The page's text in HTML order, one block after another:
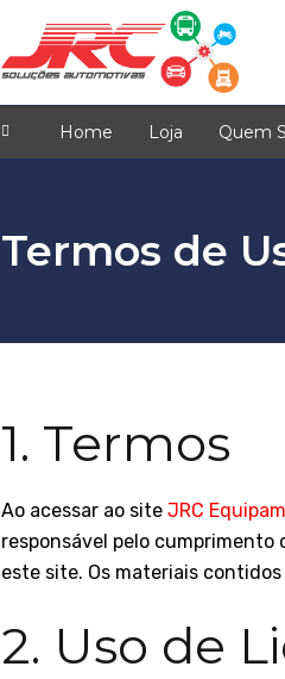
Home Loja Quem
Termos de
1. Termos
Ao acessar ao site JRC
responsável pelo cumprimento
este site. Os materiais
2. Uso de